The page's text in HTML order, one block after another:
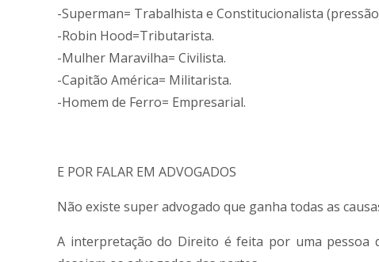
-Superman= Trabalhista e Constitucionalista
-Robin Hood=Tributarista.
-Mulher Maravilha= Civilista.
-Capitão América= Militarista.
-Homem de Ferro= Empresarial.
E POR FALAR EM ADVOGADOS
Não existe super advogado que ganha todas as
A interpretação do Direito é feita por uma pessoa